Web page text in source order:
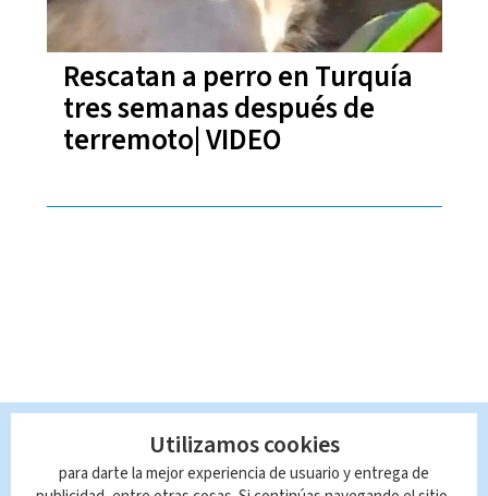
Rescatan a perro en Turquía
tres semanas después de
terremoto| VIDEO
Utilizamos cookies
para darte la mejor experiencia de usuario y entrega de